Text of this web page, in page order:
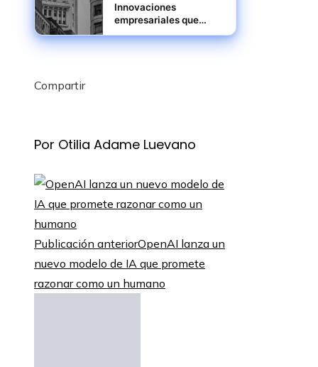
Innovaciones
empresariales que
sentaron las bases del
modelo económico
Compartir
Por Otilia Adame Luevano
Publicación anteriorOpenAI lanza un
nuevo modelo de IA que promete
razonar como un humano